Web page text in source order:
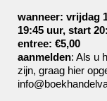
wanneer: vrijdag
19:45 uur, start
entree: €5,00
aanmelden: Als u
zijn, graag hier